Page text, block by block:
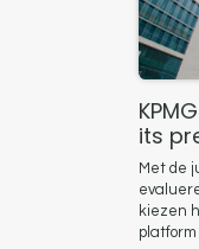
its
Met de
kiezen
platform